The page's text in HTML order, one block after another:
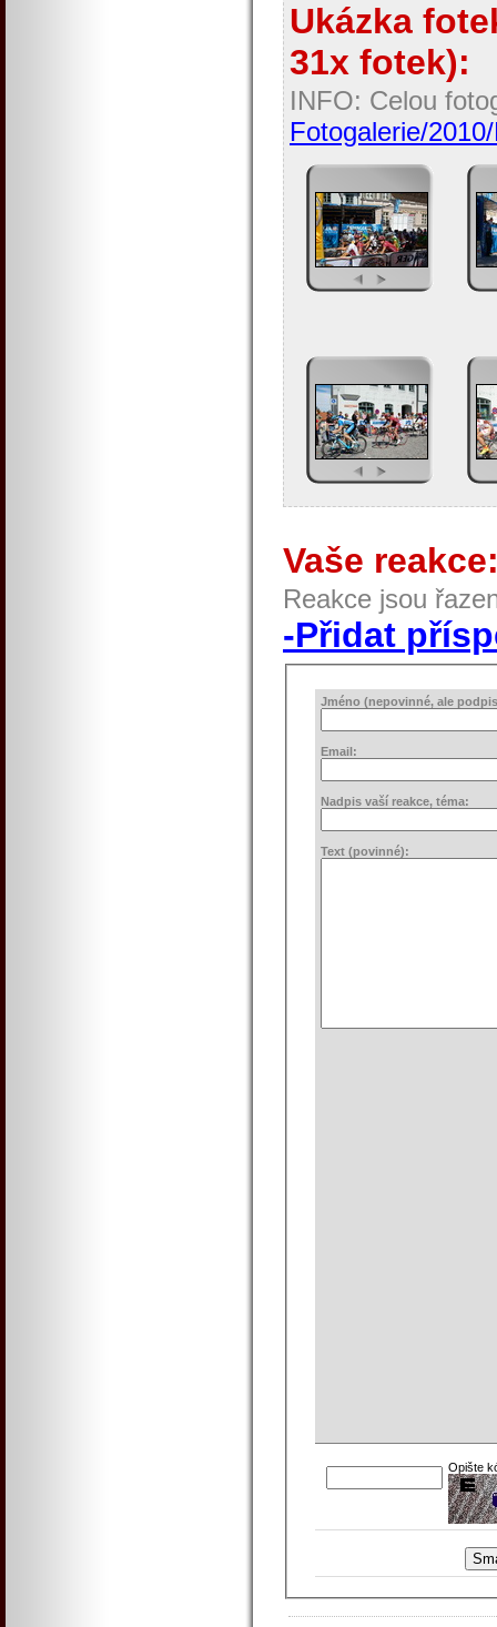
Ukázka
31x fotek):
INFO: Celou
Fotogalerie/
Vaše
Reakce jsou
-Přidat
Jméno (nepovinné, ale
Email:
Nadpis vaší reakce, téma:
Text (povinné):
Opište